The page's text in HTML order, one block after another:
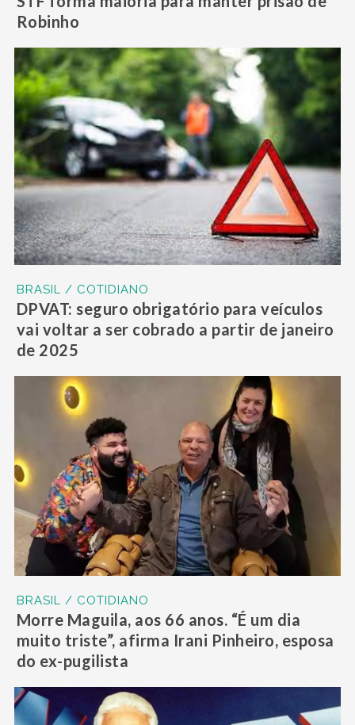
Robinho
BRASIL / COTIDIANO
DPVAT: seguro obrigatório para veículos
vai voltar a ser cobrado a partir de janeiro
de 2025
BRASIL / COTIDIANO
Morre Maguila, aos 66 anos. “É um dia
muito triste”, afirma Irani Pinheiro, esposa
do ex-pugilista